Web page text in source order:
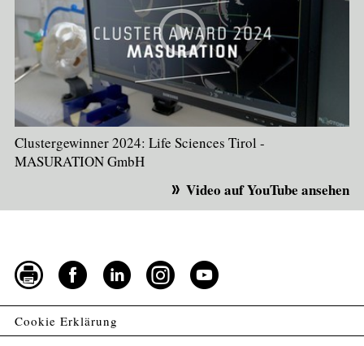
Clustergewinner 2024: Life Sciences Tirol -
MASURATION GmbH
Video auf YouTube ansehen
Cookie Erklärung